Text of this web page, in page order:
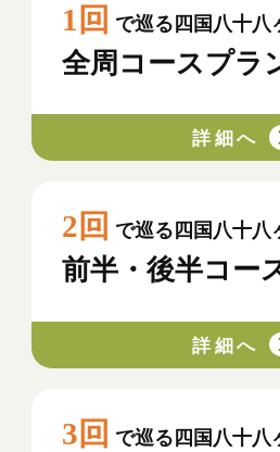
1回 で巡る四国八十八
全周コースプラ
詳細へ
2回 で巡る四国八十八
前半・後半コー
詳細へ
3回 で巡る四国八十八